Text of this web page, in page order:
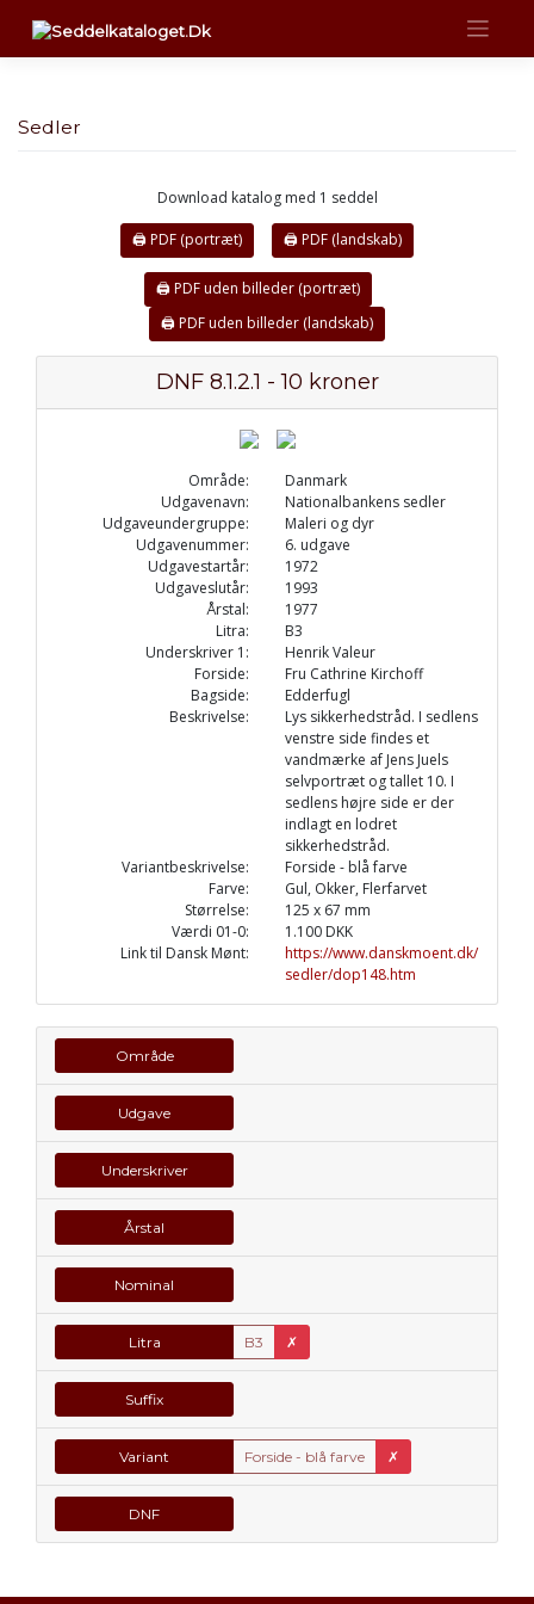
Sedler
Download katalog med 1 seddel
🖨 PDF (portræt) 🖨 PDF (landskab)
🖨 PDF uden billeder (portræt)
🖨 PDF uden billeder (landskab)
DNF 8.1.2.1 - 10 kroner
Område:
Danmark
Udgavenavn:
Nationalbankens sedler
Udgaveundergruppe:
Maleri og dyr
Udgavenummer:
6. udgave
Udgavestartår:
1972
Udgaveslutår:
1993
Årstal:
1977
Litra:
B3
Underskriver 1:
Henrik Valeur
Forside:
Fru Cathrine Kirchoff
Bagside:
Edderfugl
Beskrivelse:
Lys sikkerhedstråd. I sedlens
venstre side findes et
vandmærke af Jens Juels
selvportræt og tallet 10. I
sedlens højre side er der
indlagt en lodret
sikkerhedstråd.
Variantbeskrivelse:
Forside - blå farve
Farve:
Gul, Okker, Flerfarvet
Størrelse:
125 x 67 mm
Værdi 01-0:
1.100 DKK
Link til Dansk Mønt:
https://www.danskmoent.dk/
sedler/dop148.htm
Område
Udgave
Underskriver
Årstal
Nominal
Litra B3 ✗
Suffix
Variant Forside - blå farve ✗
DNF